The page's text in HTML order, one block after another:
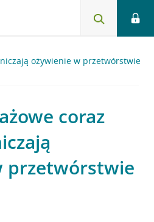
ożywienie w przetwórstwie
coraz
przetwórstwie